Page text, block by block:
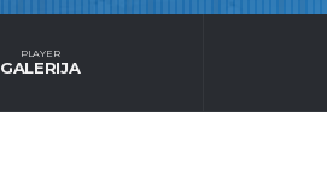
PLAYER
GALERIJA